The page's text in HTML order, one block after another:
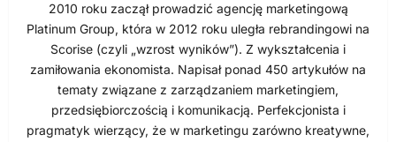
2010 roku zaczął prowadzić agencję marketingową
Platinum Group, która w 2012 roku uległa rebrandingowi na
Scorise (czyli „wzrost wyników”). Z wykształcenia i
zamiłowania ekonomista. Napisał ponad 450 artykułów na
tematy związane z zarządzaniem marketingiem,
przedsiębiorczością i komunikacją. Perfekcjonista i
pragmatyk wierzący, że w marketingu zarówno kreatywne,